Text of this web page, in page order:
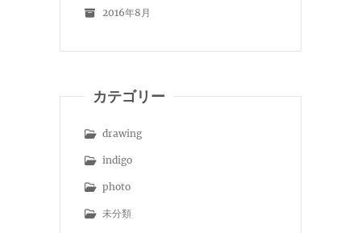
2016年8月
カテゴリー
drawing
indigo
photo
未分類